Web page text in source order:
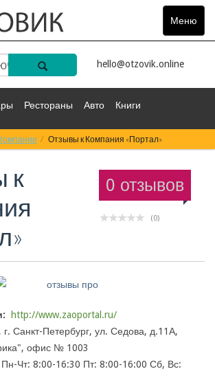
Меню
Toggle
hello@otzovik.online
Рестораны Авто Книги
Деньги Путешествия
Отзывы к Компания «Портал»
0 отзывов
(0)
к
http://www.zaoportal.ru/
г. Санкт-Петербург, ул. Седова, д.11А,
офис № 1003
Пн-Чт: 8:00-16:30 Пт: 8:00-16:00 Сб, Вс: